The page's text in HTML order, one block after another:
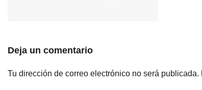
Deja un comentario
Tu dirección de correo electrónico no será publicada.